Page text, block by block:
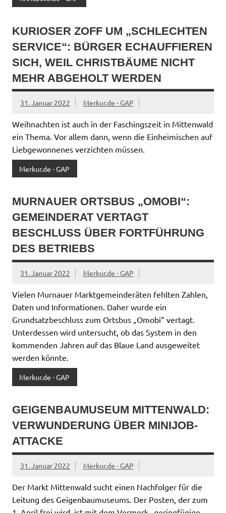
KURIOSER ZOFF UM „SCHLECHTEN
SERVICE“: BÜRGER ECHAUFFIEREN
SICH, WEIL CHRISTBÄUME NICHT
MEHR ABGEHOLT WERDEN
31. Januar 2022 Merkur.de - GAP
Weihnachten ist auch in der Faschingszeit in Mittenwald
ein Thema. Vor allem dann, wenn die Einheimischen auf
Liebgewonnenes verzichten müssen.
Merkur.de - GAP
MURNAUER ORTSBUS „OMOBI“:
GEMEINDERAT VERTAGT
BESCHLUSS ÜBER FORTFÜHRUNG
DES BETRIEBS
31. Januar 2022 Merkur.de - GAP
Vielen Murnauer Marktgemeinderäten fehlten Zahlen,
Daten und Informationen. Daher wurde ein
Grundsatzbeschluss zum Ortsbus „Omobi“ vertagt.
Unterdessen wird untersucht, ob das System in den
kommenden Jahren auf das Blaue Land ausgeweitet
werden könnte.
Merkur.de - GAP
GEIGENBAUMUSEUM MITTENWALD:
VERWUNDERUNG ÜBER MINIJOB-
ATTACKE
31. Januar 2022 Merkur.de - GAP
Der Markt Mittenwald sucht einen Nachfolger für die
Leitung des Geigenbaumuseums. Der Posten, der zum